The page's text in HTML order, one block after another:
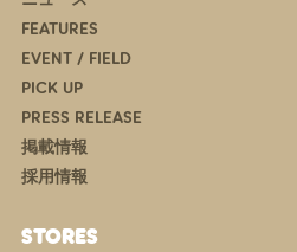
FEATURES
EVENT / FIELD
PICK UP
PRESS RELEASE
掲載情報
採用情報
STORES